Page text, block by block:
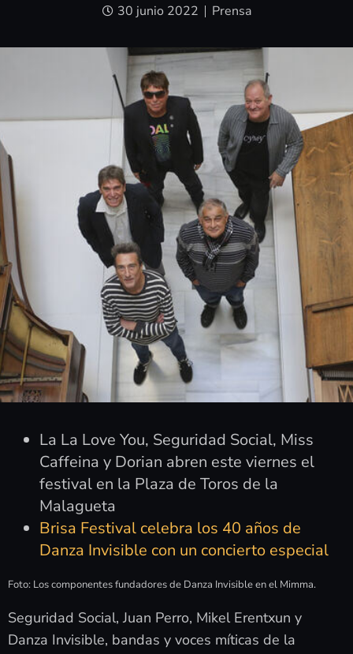
30 junio 2022 Prensa
La La Love You, Seguridad Social, Miss
Caffeina y Dorian abren este viernes el
festival en la Plaza de Toros de la
Malagueta
Brisa Festival celebra los 40 años de
Danza Invisible con un concierto especial
Foto: Los componentes fundadores de Danza Invisible en el Mimma.
Seguridad Social, Juan Perro, Mikel Erentxun y
Danza Invisible, bandas y voces míticas de la